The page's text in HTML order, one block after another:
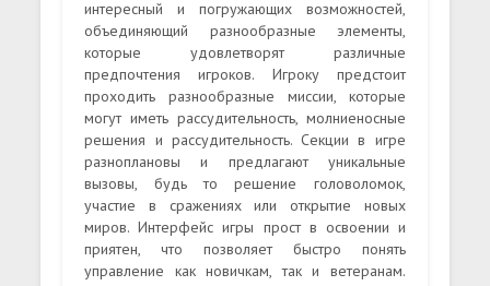
интересный и погружающих возможностей,
объединяющий разнообразные элементы,
которые удовлетворят различные
предпочтения игроков. Игроку предстоит
проходить разнообразные миссии, которые
могут иметь рассудительность, молниеносные
решения и рассудительность. Секции в игре
разноплановы и предлагают уникальные
вызовы, будь то решение головоломок,
участие в сражениях или открытие новых
миров. Интерфейс игры прост в освоении и
приятен, что позволяет быстро понять
управление как новичкам, так и ветеранам.